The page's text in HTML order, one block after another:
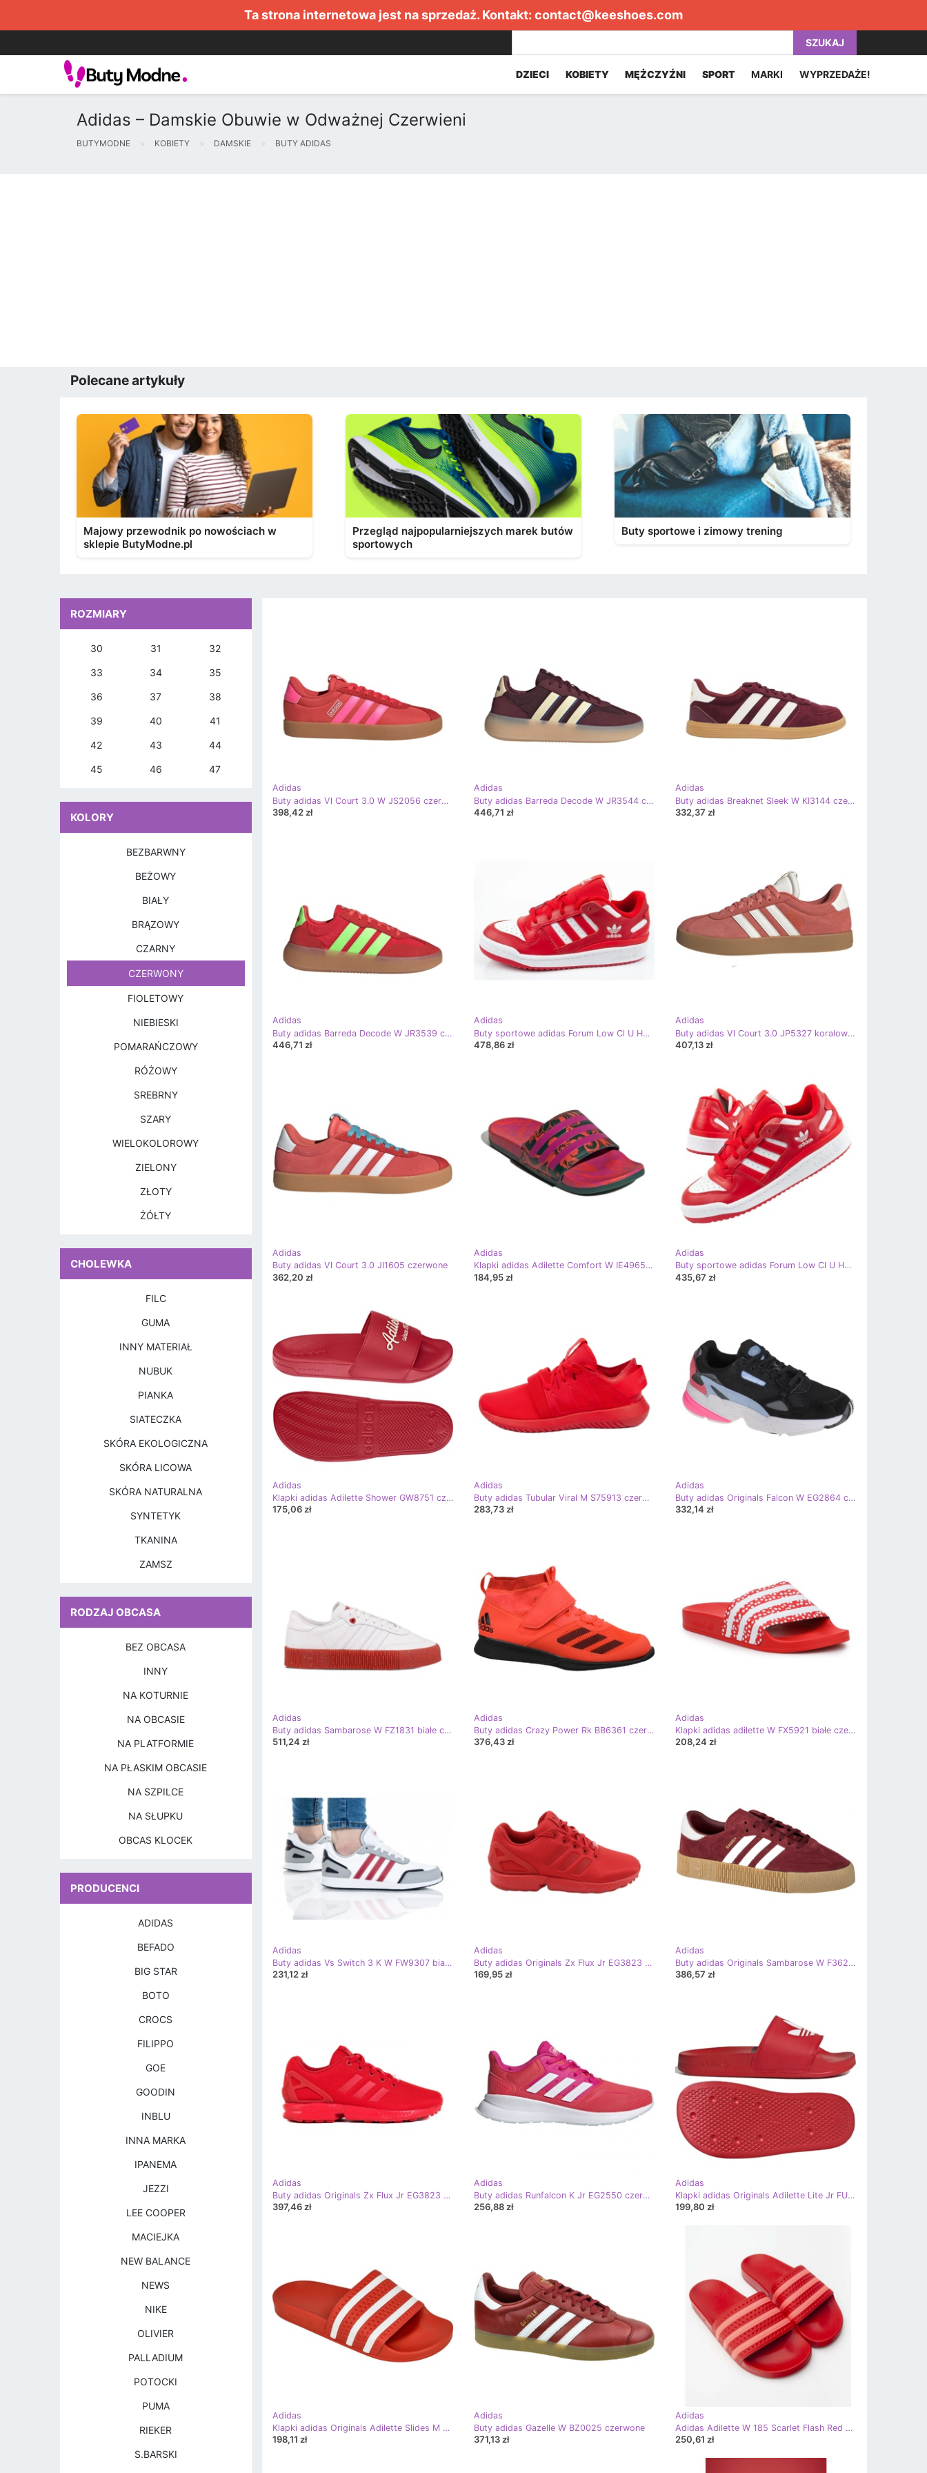
Ta strona internetowa jest na sprzedaż. Kontakt: contact@keeshoes.com
SZUKAJ
DZIECI KOBIETY MĘŻCZYŹNI SPORT MARKI WYPRZEDAŻE!
Adidas – Damskie Obuwie w Odważnej Czerwieni
BUTYMODNE KOBIETY DAMSKIE BUTY ADIDAS
Polecane artykuły
Majowy przewodnik po nowościach w
sklepie ButyModne.pl
Przegląd najpopularniejszych marek butów
sportowych
Buty sportowe i zimowy trening
Adidas
Buty adidas Vl Court 3.0 W JS2056 czerwone
398,42 zł
Adidas
Buty adidas Barreda Decode W JR3544 czerwone
446,71 zł
Adidas
Buty adidas Breaknet Sleek W KI3144 czerwone
332,37 zł
Adidas
Buty adidas Barreda Decode W JR3539 czerwone
446,71 zł
Adidas
Buty sportowe adidas Forum Low Cl U HQ1495 czerwone
478,86 zł
Adidas
Buty adidas Vl Court 3.0 JP5327 koralowe czerwone
407,13 zł
Adidas
Buty adidas Vl Court 3.0 JI1605 czerwone
362,20 zł
Adidas
Klapki adidas Adilette Comfort W IE4965 czerwone
184,95 zł
Adidas
Buty sportowe adidas Forum Low Cl U HQ1495 czerwone
435,67 zł
Adidas
Klapki adidas Adilette Shower GW8751 czerwone
175,06 zł
Adidas
Buty adidas Tubular Viral M S75913 czerwone
283,73 zł
Adidas
Buty adidas Originals Falcon W EG2864 czarne czerwone niebieskie
332,14 zł
Adidas
Buty adidas Sambarose W FZ1831 białe czerwone
511,24 zł
Adidas
Buty adidas Crazy Power Rk BB6361 czerwone
376,43 zł
Adidas
Klapki adidas adilette W FX5921 białe czerwone
208,24 zł
Adidas
Buty adidas Vs Switch 3 K W FW9307 białe czarne czerwone
231,12 zł
Adidas
Buty adidas Originals Zx Flux Jr EG3823 czerwone
169,95 zł
Adidas
Buty adidas Originals Sambarose W F36268 czerwone szare
386,57 zł
Adidas
Buty adidas Originals Zx Flux Jr EG3823 czerwone
397,46 zł
Adidas
Buty adidas Runfalcon K Jr EG2550 czerwone różowe
256,88 zł
Adidas
Klapki adidas Originals Adilette Lite Jr FU9179 czerwone
199,80 zł
Adidas
Klapki adidas Originals Adilette Slides M 288193 czerwone
198,11 zł
Adidas
Buty adidas Gazelle W BZ0025 czerwone
371,13 zł
Adidas
Adidas Adilette W 185 Scarlet Flash Red Scarlet czerwone
250,61 zł
ROZMIARY
30 31 32
33 34 35
36 37 38
39 40 41
42 43 44
45 46 47
KOLORY
BEZBARWNY
BEŻOWY
BIAŁY
BRĄZOWY
CZARNY
CZERWONY
FIOLETOWY
NIEBIESKI
POMARAŃCZOWY
RÓŻOWY
SREBRNY
SZARY
WIELOKOLOROWY
ZIELONY
ZŁOTY
ŻÓŁTY
CHOLEWKA
FILC
GUMA
INNY MATERIAŁ
NUBUK
PIANKA
SIATECZKA
SKÓRA EKOLOGICZNA
SKÓRA LICOWA
SKÓRA NATURALNA
SYNTETYK
TKANINA
ZAMSZ
RODZAJ OBCASA
BEZ OBCASA
INNY
NA KOTURNIE
NA OBCASIE
NA PLATFORMIE
NA PŁASKIM OBCASIE
NA SZPILCE
NA SŁUPKU
OBCAS KLOCEK
PRODUCENCI
ADIDAS
BEFADO
BIG STAR
BOTO
CROCS
FILIPPO
GOE
GOODIN
INBLU
INNA MARKA
IPANEMA
JEZZI
LEE COOPER
MACIEJKA
NEW BALANCE
NEWS
NIKE
OLIVIER
PALLADIUM
POTOCKI
PUMA
RIEKER
S.BARSKI